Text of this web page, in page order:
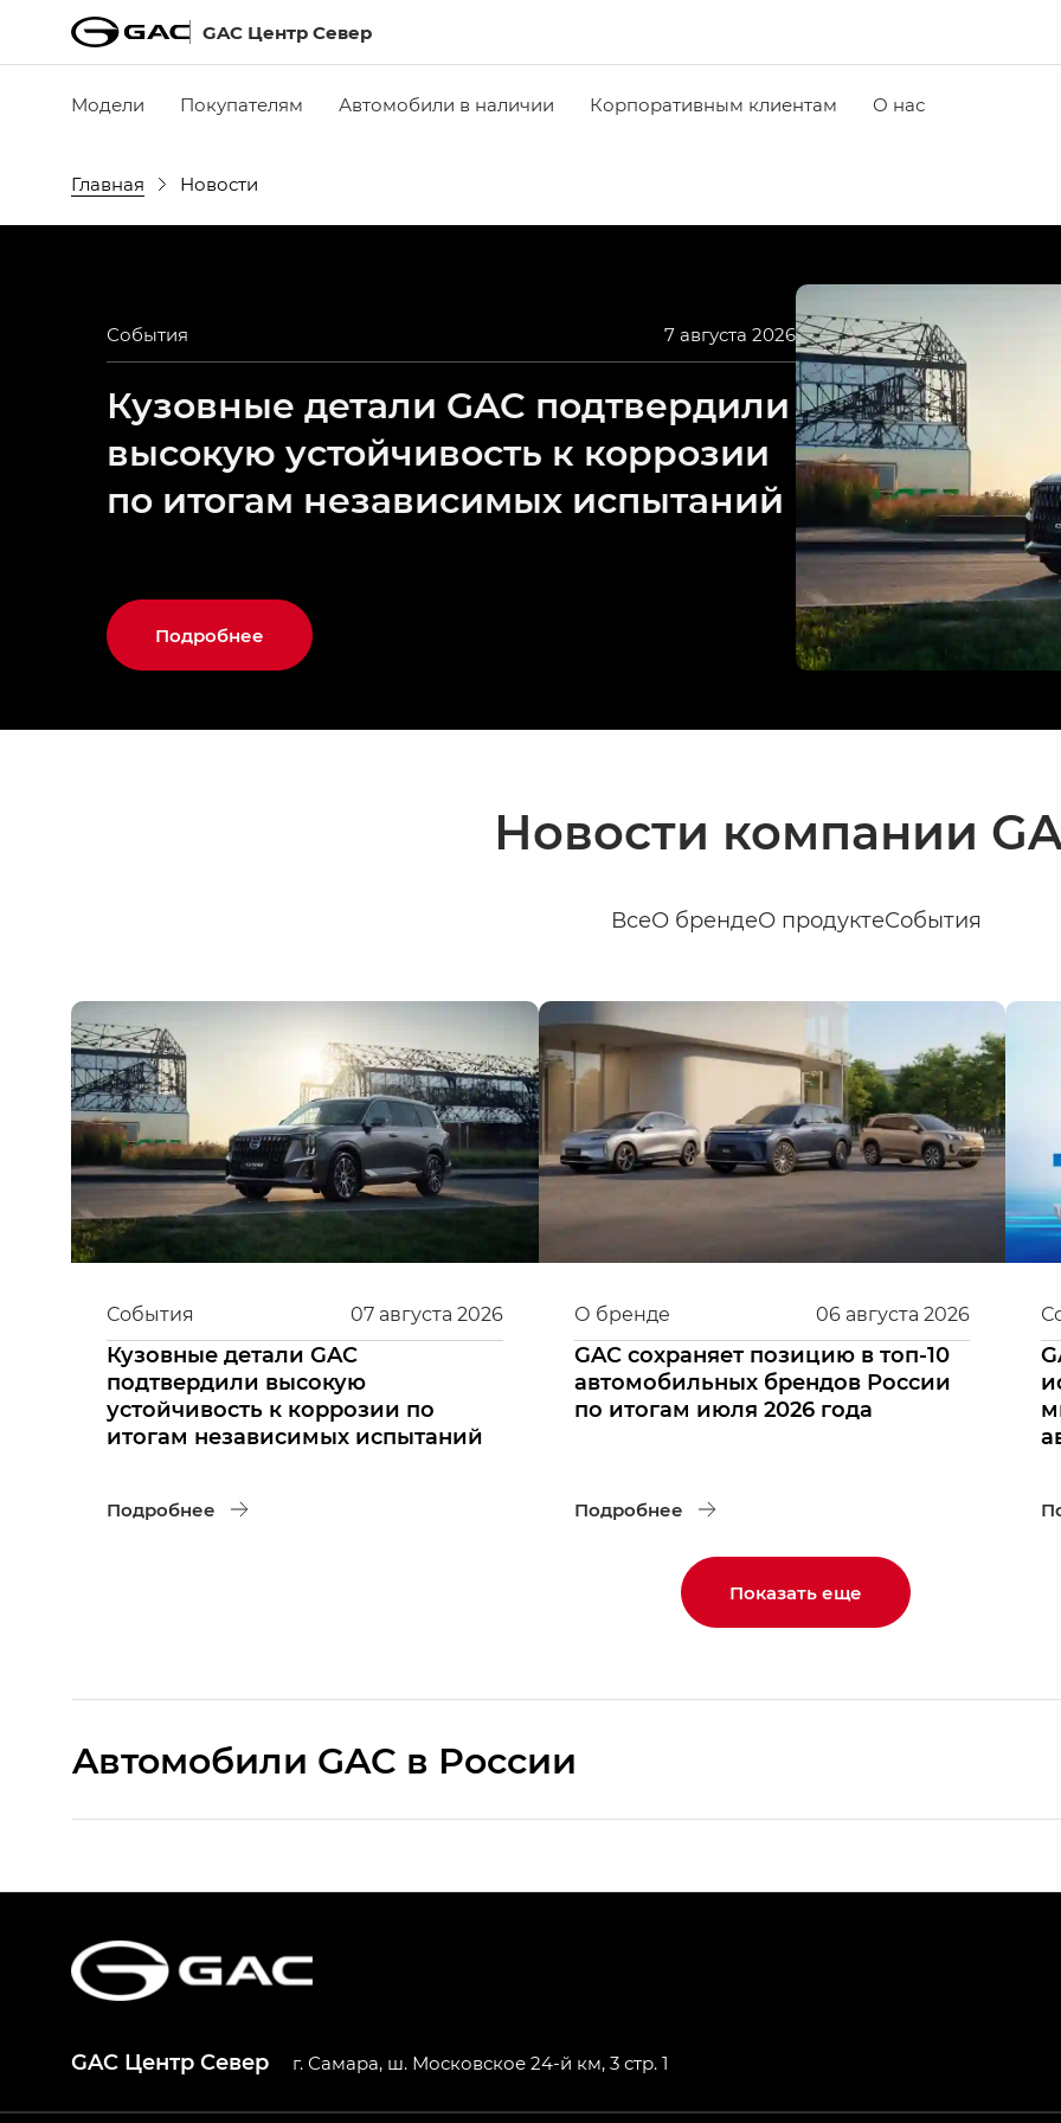
GAC Центр Север
Модели Покупателям Автомобили в наличии Корпоративным клиентам О нас
Главная Новости
События 7 августа 2026
Кузовные детали GAC подтвердили
высокую устойчивость к коррозии
по итогам независимых испытаний
Подробнее
Новости компании
ВсеО брендеО продуктеСобытия
07 августа 2026
События
Кузовные детали GAC
подтвердили высокую
устойчивость к коррозии по
итогам независимых испытаний
Подробнее
06 августа 2026
О бренде
GAC сохраняет позицию в топ-10
автомобильных брендов России
по итогам июля 2026 года
Подробнее
Показать еще
Aвтомобили GAC в России
HYPTEC HT — Хайптек Эйч Ти (HYPTEC HT) в комплектации Экс ПРЕМИУМ — EX PREMIUM
GL
GAC Центр Север г. Самара, ш. Московское 24-й км, 3 стр. 1